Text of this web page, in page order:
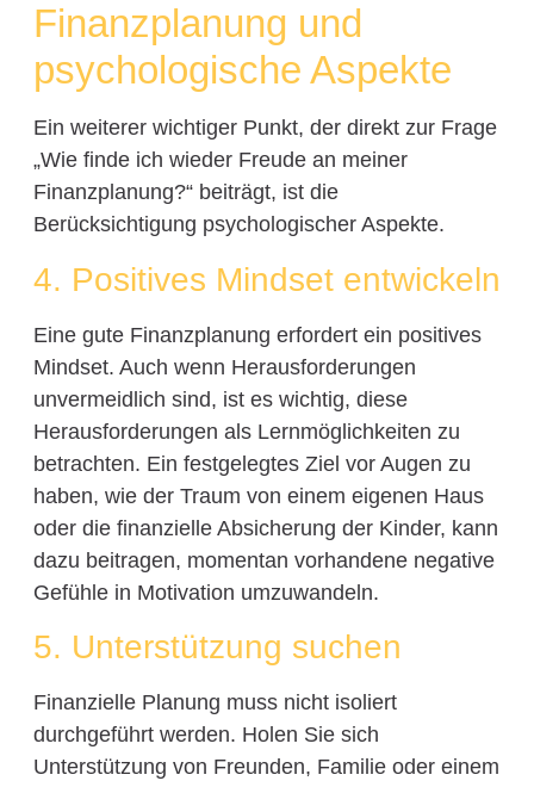
Finanzplanung und
psychologische Aspekte
Ein weiterer wichtiger Punkt, der direkt zur Frage
„Wie finde ich wieder Freude an meiner
Finanzplanung?“ beiträgt, ist die
Berücksichtigung psychologischer Aspekte.
4. Positives Mindset entwickeln
Eine gute Finanzplanung erfordert ein positives
Mindset. Auch wenn Herausforderungen
unvermeidlich sind, ist es wichtig, diese
Herausforderungen als Lernmöglichkeiten zu
betrachten. Ein festgelegtes Ziel vor Augen zu
haben, wie der Traum von einem eigenen Haus
oder die finanzielle Absicherung der Kinder, kann
dazu beitragen, momentan vorhandene negative
Gefühle in Motivation umzuwandeln.
5. Unterstützung suchen
Finanzielle Planung muss nicht isoliert
durchgeführt werden. Holen Sie sich
Unterstützung von Freunden, Familie oder einem